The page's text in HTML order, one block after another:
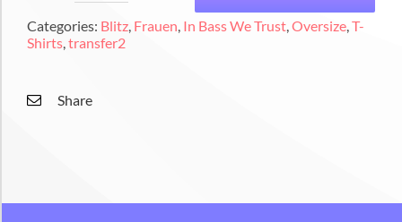
Trust
Categories: Blitz Frauen In Bass We Trust Oversize T-
Shirts transfer2
Share